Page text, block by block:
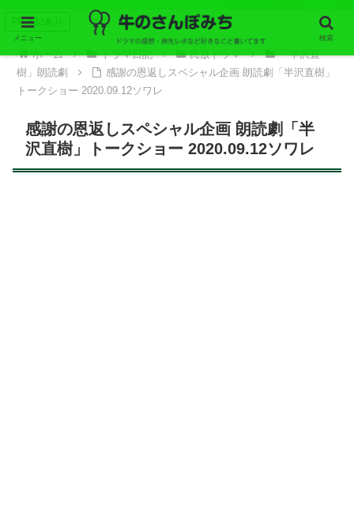
PR表記あり
ホーム ドラマ日記 民放ドラマ
「半沢直
樹」朗読劇
感謝の恩返しスペシャル企画 朗読劇「半沢直樹」
トークショー 2020.09.12ソワレ
感謝の恩返しスペシャル企画 朗読劇「半
沢直樹」トークショー 2020.09.12ソワレ
メニュー 検索